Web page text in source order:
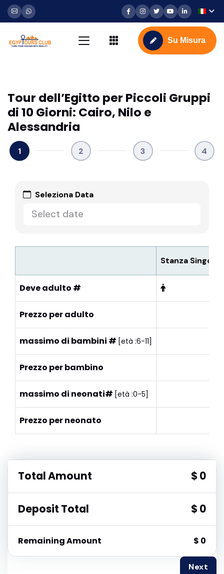
Su Misura
Tour dell’Egitto per Piccoli Gruppi
di 10 Giorni: Cairo, Nilo e
Alessandria
1 2 3 4
Seleziona Data
Stanza Singola
Deve adulto #
Prezzo per adulto
massimo di bambini # [età :6-11]
Prezzo per bambino
massimo di neonati# [età :0-5]
Prezzo per neonato
Total Amount $ 0
Deposit Total $ 0
Remaining Amount $ 0
Next